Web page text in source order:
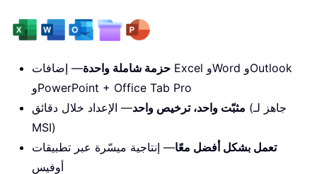
حزمة شاملة واحدة— إضافات Excel وWord وOutlook
وPowerPoint + Office Tab Pro
مثبّت واحد، ترخيص واحد— الإعداد خلال دقائق (جاهز لـ
MSI)
تعمل بشكل أفضل معًا— إنتاجية ميسّرة عبر تطبيقات
أوفيس